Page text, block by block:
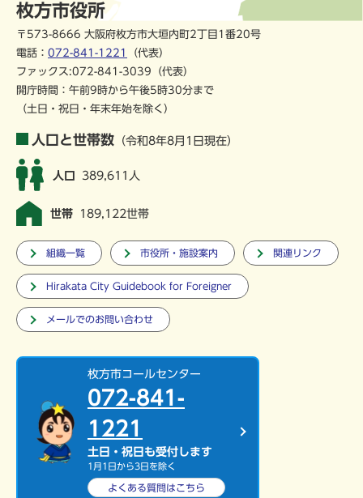
枚方市役所
〒573-8666 大阪府枚方市大垣内町2丁目1番20号
電話： 072-841-1221
（代表）
ファックス:072-841-3039（代表）
開庁時間：午前9時から午後5時30分まで
（土日・祝日・年末年始を除く）
人口と世帯数 （令和8年8月1日現在）
人口 389,611人
世帯 189,122世帯
組織一覧 市役所・施設案内 関連リンク
Hirakata City Guidebook for Foreigner
メールでのお問い合わせ
枚方市コールセンター
072-841-
1221
土日・祝日も受付します
1月1日から3日を除く
よくある質問はこちら